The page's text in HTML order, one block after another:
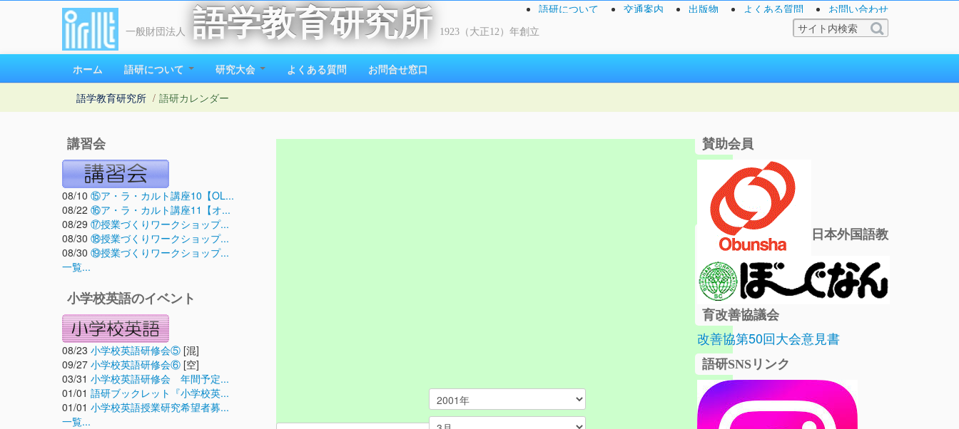
一般財団法人 語学教育研究所 1923（大正12）年創立
語研について 交通案内 出版物 よくある質問 お問い合わせ
ホーム 語研について 研究大会 よくある質問 お問合せ窓口
語学教育研究所 / 語研カレンダー
講習会
08/10 ⑮ア・ラ・カルト講座10【OL...
08/22 ⑯ア・ラ・カルト講座11【オ...
08/29 ⑰授業づくりワークショップ...
08/30 ⑱授業づくりワークショップ...
08/30 ⑲授業づくりワークショップ...
一覧...
小学校英語のイベント
08/23 小学校英語研修会⑤ [混]
09/27 小学校英語研修会⑥ [空]
03/31 小学校英語研修会 年間予定...
01/01 語研ブックレット『小学校英...
01/01 小学校英語授業研究希望者募...
一覧...
賛助会員
日本外国語教
育改善協議会
改善協第50回大会意見書
語研SNSリンク